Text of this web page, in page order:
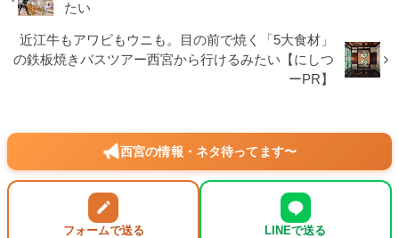
たい
近江牛もアワビもウニも。目の前で焼く「5大食材」
の鉄板焼きバスツアー西宮から行けるみたい【にしつ
ーPR】
西宮の情報・ネタ待ってます〜
フォームで送る LINEで送る